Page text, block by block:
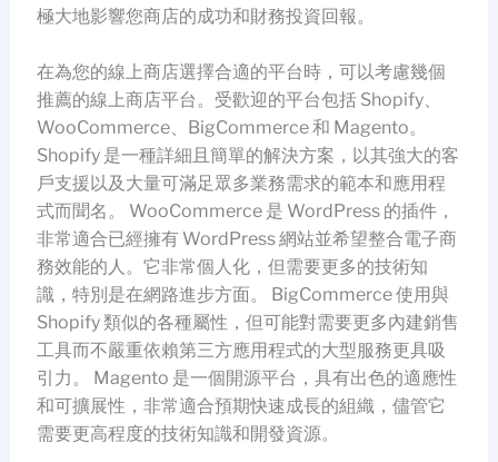
極大地影響您商店的成功和財務投資回報。
在為您的線上商店選擇合適的平台時，可以考慮幾個
推薦的線上商店平台。受歡迎的平台包括 Shopify、
WooCommerce、BigCommerce 和 Magento。
Shopify 是一種詳細且簡單的解決方案，以其強大的客
戶支援以及大量可滿足眾多業務需求的範本和應用程
式而聞名。 WooCommerce 是 WordPress 的插件，
非常適合已經擁有 WordPress 網站並希望整合電子商
務效能的人。它非常個人化，但需要更多的技術知
識，特別是在網路進步方面。 BigCommerce 使用與
Shopify 類似的各種屬性，但可能對需要更多內建銷售
工具而不嚴重依賴第三方應用程式的大型服務更具吸
引力。 Magento 是一個開源平台，具有出色的適應性
和可擴展性，非常適合預期快速成長的組織，儘管它
需要更高程度的技術知識和開發資源。